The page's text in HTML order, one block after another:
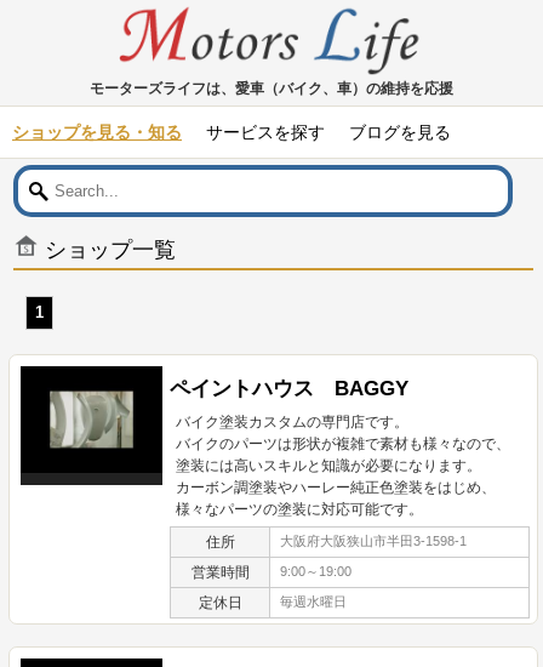
モーターズライフは、愛車（バイク、車）の維持を応援
ショップを見る・知る サービスを探す ブログを見る
ショップ一覧
1
ペイントハウス BAGGY
バイク塗装カスタムの専門店です。
バイクのパーツは形状が複雑で素材も様々なので、
塗装には高いスキルと知識が必要になります。
カーボン調塗装やハーレー純正色塗装をはじめ、
様々なパーツの塗装に対応可能です。
住所 大阪府大阪狭山市半田3-1598-1
営業時間 9:00～19:00
定休日 毎週水曜日